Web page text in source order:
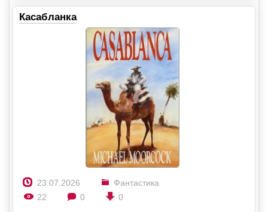
Касабланка
23.07.2026
Фантастика
22
0 0